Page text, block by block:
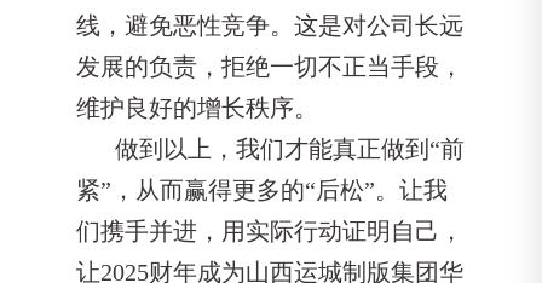
线，避免恶性竞争。这是对公司长远
发展的负责，拒绝一切不正当手段，
维护良好的增长秩序。
做到以上，我们才能真正做到“前
紧”，从而赢得更多的“后松”。让我
们携手并进，用实际行动证明自己，
让2025财年成为山西运城制版集团华